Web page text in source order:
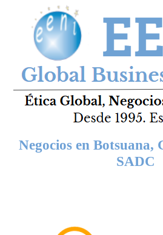
Negocios en Botsuana,
SADC